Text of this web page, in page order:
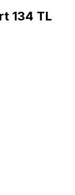
134 TL